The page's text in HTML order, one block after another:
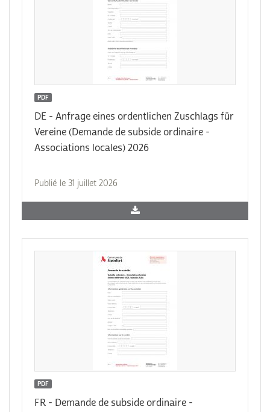
PDF
DE - Anfrage eines ordentlichen Zuschlags für
Vereine (Demande de subside ordinaire -
Associations locales) 2026
Publié le 31 juillet 2026
PDF
FR - Demande de subside ordinaire -